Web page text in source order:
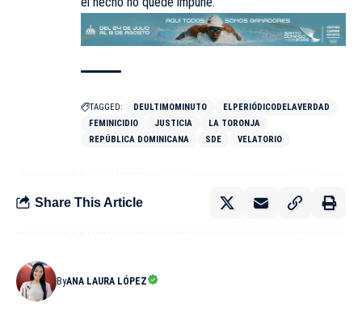
TAGGED: DEULTIMOMINUTO
ELPERIÓDICODELAVERDAD
FEMINICIDIO
JUSTICIA
LA TORONJA
REPÚBLICA DOMINICANA
SDE VELATORIO
Share This Article
ByANA LAURA LÓPEZ